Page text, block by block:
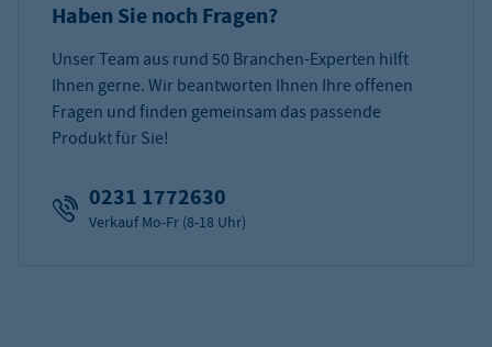
Haben Sie noch Fragen?
Unser Team aus rund 50 Branchen-Experten hilft
Ihnen gerne. Wir beantworten Ihnen Ihre offenen
Fragen und finden gemeinsam das passende
Produkt für Sie!
0231 1772630
Verkauf Mo-Fr (8-18 Uhr)